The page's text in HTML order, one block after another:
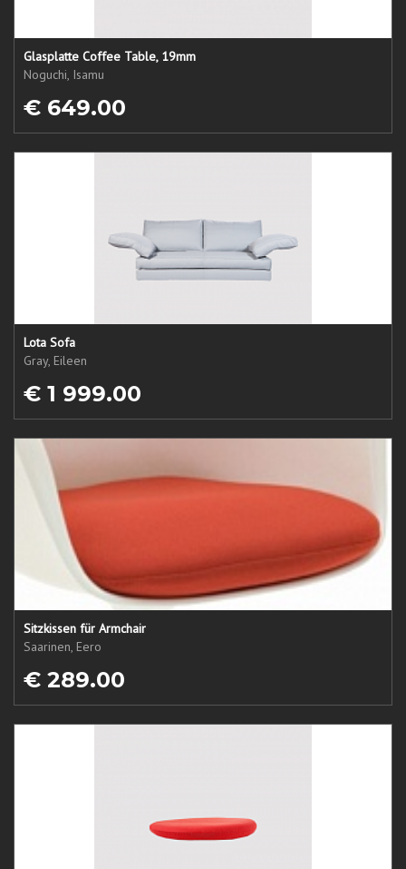
Glasplatte Coffee Table, 19mm
Noguchi, Isamu
€ 649.00
Lota Sofa
Gray, Eileen
€ 1 999.00
Sitzkissen für Armchair
Saarinen, Eero
€ 289.00